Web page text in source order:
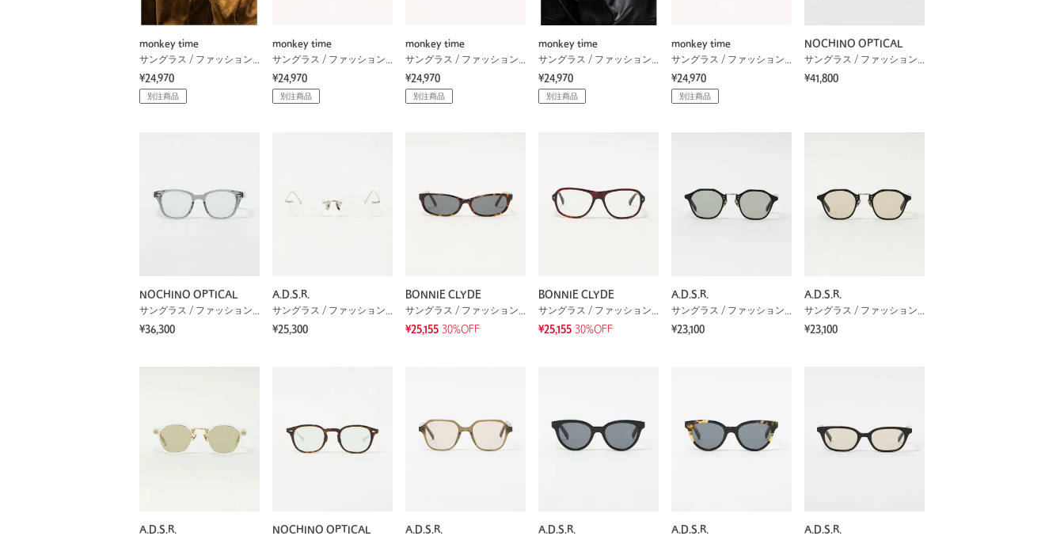
monkey time
サングラス / ファッショングラス
¥24,970
別注商品
monkey time
サングラス / ファッショングラス
¥24,970
別注商品
monkey time
サングラス / ファッショングラス
¥24,970
別注商品
monkey time
サングラス / ファッショングラス
¥24,970
別注商品
monkey time
サングラス / ファッショングラス
¥24,970
別注商品
NOCHINO OPTICAL
サングラス / ファッショングラス
¥41,800
NOCHINO OPTICAL
サングラス / ファッショングラス
¥36,300
A.D.S.R.
サングラス / ファッショングラス
¥25,300
BONNIE CLYDE
サングラス / ファッショングラス
¥25,155 30%OFF
BONNIE CLYDE
サングラス / ファッショングラス
¥25,155 30%OFF
A.D.S.R.
サングラス / ファッショングラス
¥23,100
A.D.S.R.
サングラス / ファッショングラス
¥23,100
A.D.S.R.
NOCHINO OPTICAL
A.D.S.R.
A.D.S.R.
A.D.S.R.
A.D.S.R.